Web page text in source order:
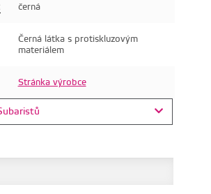
černá
Černá látka s protiskluzovým
materiálem
Stránka výrobce